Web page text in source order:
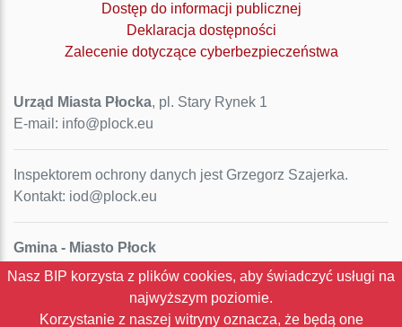
Dostęp do informacji publicznej
Deklaracja dostępności
Zalecenie dotyczące cyberbezpieczeństwa
Urząd Miasta Płocka, pl. Stary Rynek 1
E-mail: info@plock.eu
Inspektorem ochrony danych jest Grzegorz Szajerka.
Kontakt: iod@plock.eu
Gmina - Miasto Płock
Pl. Stary Rynek 1
NIP: 774-31-35-712
Nasz BIP korzysta z plików cookies, aby świadczyć usługi na
najwyższym poziomie.
Korzystanie z naszej witryny oznacza, że będą one